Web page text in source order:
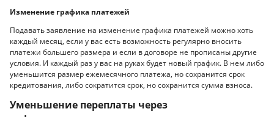
Изменение графика платежей
Подавать заявление на изменение графика платежей можно хоть
каждый месяц, если у вас есть возможность регулярно вносить
платежи большего размера и если в договоре не прописаны другие
условия. И каждый раз у вас на руках будет новый график. В нем либо
уменьшится размер ежемесячного платежа, но сохранится срок
кредитования, либо сократится срок, но сохранится сумма взноса.
Уменьшение переплаты через